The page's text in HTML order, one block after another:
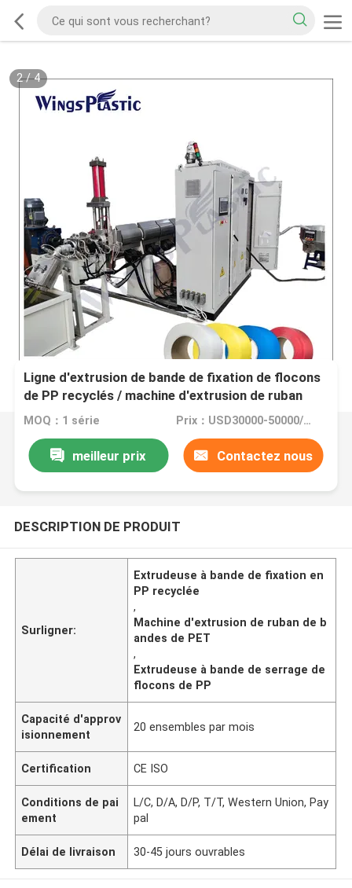
2/4
Ligne d'extrusion de bande de fixation de flocons
de PP recyclés / machine d'extrusion de ruban
adhésif en PET
MOQ：1 série Prix：USD30000-50000/set
meilleur prix Contactez nous
DESCRIPTION DE PRODUIT
Surligner:
Extrudeuse à bande de fixation en
PP recyclée
,
Machine d'extrusion de ruban de b
andes de PET
,
Extrudeuse à bande de serrage de
flocons de PP
Capacité d'approv
isionnement
20 ensembles par mois
Certification CE ISO
Conditions de pai
ement
L/C, D/A, D/P, T/T, Western Union, Pay
pal
Délai de livraison 30-45 jours ouvrables